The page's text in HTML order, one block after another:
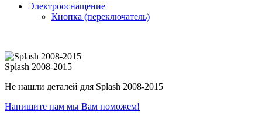
Электрооснащение
Кнопка (переключатель)
Splash 2008-2015
Не нашли деталей для Splash 2008-2015
Напишите нам мы Вам поможем!